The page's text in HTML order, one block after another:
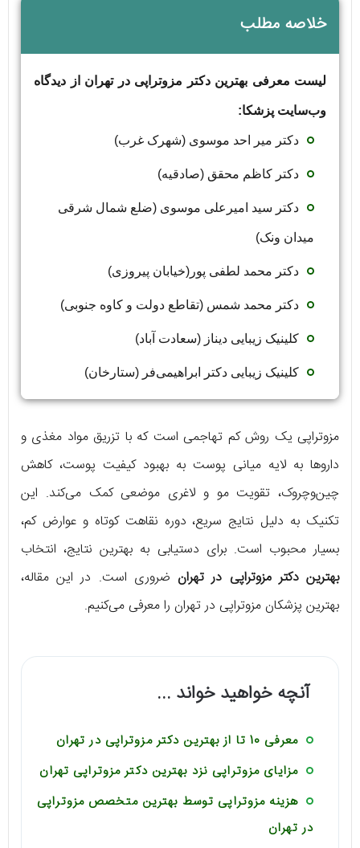
خلاصه مطلب
لیست معرفی بهترین دکتر مزوتراپی در تهران از دیدگاه
وب‌سایت پزشکا:
دکتر میر احد موسوی (شهرک غرب)
دکتر کاظم محقق (صادقیه)
دکتر سید امیرعلی موسوی (ضلع شمال شرقی
میدان ونک)
دکتر محمد لطفی پور(خیابان پیروزی)
دکتر محمد شمس (تقاطع دولت و کاوه جنوبی)
کلینیک زیبایی دیناز (سعادت آباد)
کلینیک زیبایی دکتر ابراهیمی‌فر (ستارخان)
کلینیک زیبایی لیزر سنتر (زعفرانیه)
کلینیک رخ آرا (بلوار کاوه)
دکتر محمدرضا شهسواری (میدان ونک)
مزوتراپی یک روش کم تهاجمی است که با تزریق مواد مغذی و
داروها به لایه میانی پوست به بهبود کیفیت پوست، کاهش
چین‌وچروک، تقویت مو و لاغری موضعی کمک می‌کند. این
تکنیک به دلیل نتایج سریع، دوره نقاهت کوتاه و عوارض کم،
بسیار محبوب است. برای دستیابی به بهترین نتایج، انتخاب
بهترین دکتر مزوتراپی در تهران ضروری است. در این مقاله،
بهترین پزشکان مزوتراپی در تهران را معرفی می‌کنیم.
آنچه خواهید خواند ...
معرفی 10 تا از بهترین دکتر مزوتراپی در تهران
مزایای مزوتراپی نزد بهترین دکتر مزوتراپی تهران
هزینه مزوتراپی توسط بهترین متخصص مزوتراپی
در تهران